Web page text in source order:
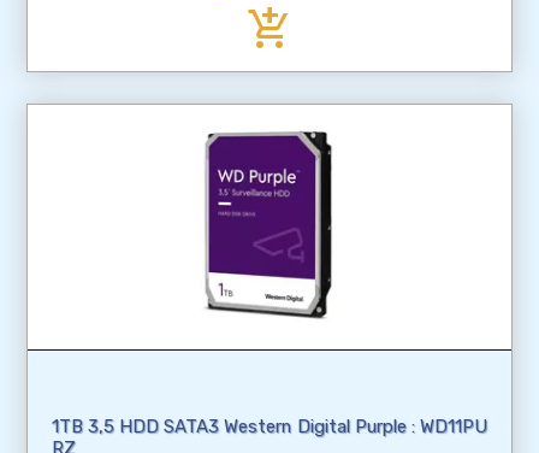
add_shopping_cart
1TB 3,5 HDD SATA3 Western Digital Purple : WD11PU
RZ